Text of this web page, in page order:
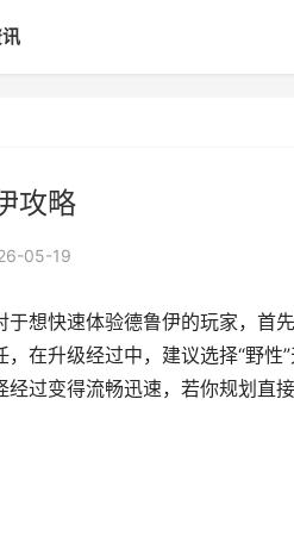
攻略
05-19
想快速体验德鲁伊的玩家，首
在升级经过中，建议选择“野性
经过变得流畅迅速，若你规划直